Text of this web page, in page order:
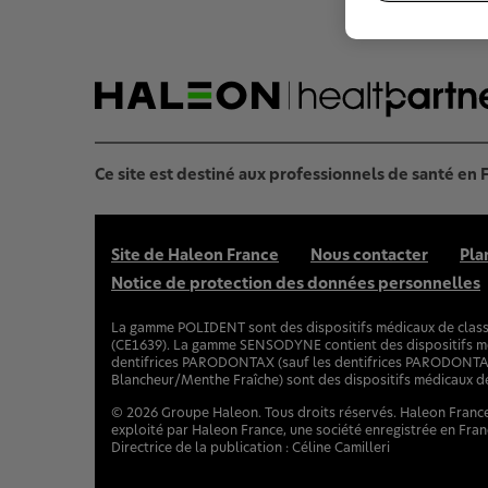
Ce site est destiné aux professionnels de santé en
Site de Haleon France Nous contacter
Notice de protection des données personnelles
La gamme POLIDENT sont des dispositifs médicaux de
(CE1639). La gamme SENSODYNE contient des dispositifs
dentifrices PARODONTAX (sauf les dentifrices
Blancheur/Menthe Fraîche) sont des dispositifs médicaux
© 2026 Groupe Haleon. Tous droits réservés. Haleon
exploité par Haleon France, une société enregistrée en
Directrice de la publication : Céline Camilleri